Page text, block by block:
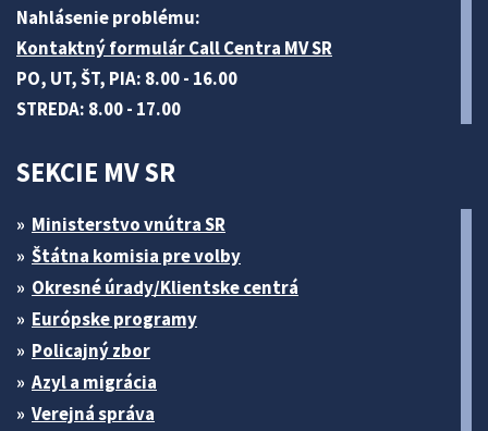
Nahlásenie problému:
Kontaktný formulár Call Centra MV SR
PO, UT, ŠT, PIA: 8.00 - 16.00
STREDA: 8.00 - 17.00
SEKCIE MV SR
Ministerstvo vnútra SR
Štátna komisia pre volby
Okresné úrady/Klientske centrá
Európske programy
Policajný zbor
Azyl a migrácia
Verejná správa